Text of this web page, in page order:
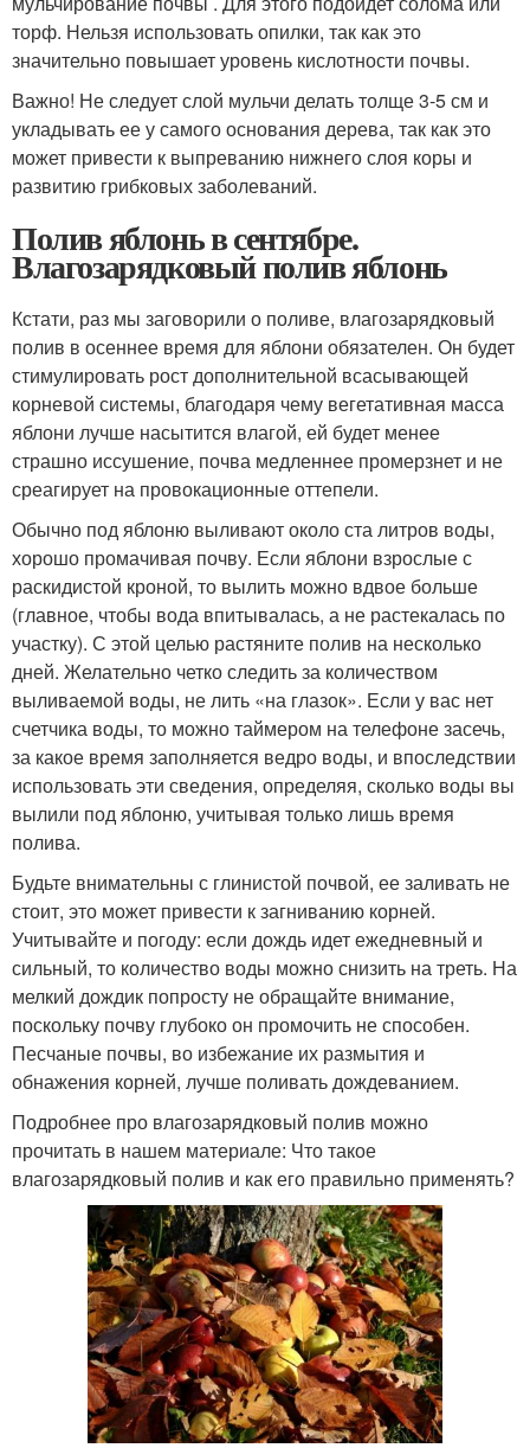
торф. Нельзя использовать опилки, так как это
значительно повышает уровень кислотности почвы.
Важно! Не следует слой мульчи делать толще 3-5 см и
укладывать ее у самого основания дерева, так как это
может привести к выпреванию нижнего слоя коры и
развитию грибковых заболеваний.
Полив яблонь в сентябре.
Влагозарядковый полив яблонь
Кстати, раз мы заговорили о поливе, влагозарядковый
полив в осеннее время для яблони обязателен. Он будет
стимулировать рост дополнительной всасывающей
корневой системы, благодаря чему вегетативная масса
яблони лучше насытится влагой, ей будет менее
страшно иссушение, почва медленнее промерзнет и не
среагирует на провокационные оттепели.
Обычно под яблоню выливают около ста литров воды,
хорошо промачивая почву. Если яблони взрослые с
раскидистой кроной, то вылить можно вдвое больше
(главное, чтобы вода впитывалась, а не растекалась по
участку). С этой целью растяните полив на несколько
дней. Желательно четко следить за количеством
выливаемой воды, не лить «на глазок». Если у вас нет
счетчика воды, то можно таймером на телефоне засечь,
за какое время заполняется ведро воды, и впоследствии
использовать эти сведения, определяя, сколько воды вы
вылили под яблоню, учитывая только лишь время
полива.
Будьте внимательны с глинистой почвой, ее заливать не
стоит, это может привести к загниванию корней.
Учитывайте и погоду: если дождь идет ежедневный и
сильный, то количество воды можно снизить на треть. На
мелкий дождик попросту не обращайте внимание,
поскольку почву глубоко он промочить не способен.
Песчаные почвы, во избежание их размытия и
обнажения корней, лучше поливать дождеванием.
Подробнее про влагозарядковый полив можно
прочитать в нашем материале: Что такое
влагозарядковый полив и как его правильно применять?